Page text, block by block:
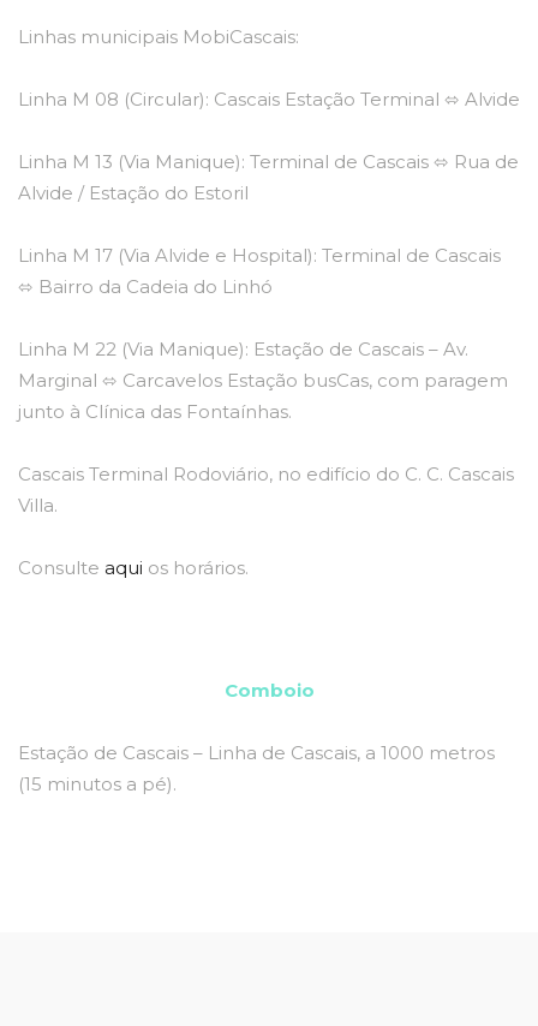
Linhas municipais MobiCascais:
Linha M 08 (Circular): Cascais Estação Terminal ⬄ Alvide
Linha M 13 (Via Manique): Terminal de Cascais ⬄ Rua de
Alvide / Estação do Estoril
Linha M 17 (Via Alvide e Hospital): Terminal de Cascais
⬄ Bairro da Cadeia do Linhó
Linha M 22 (Via Manique): Estação de Cascais – Av.
Marginal ⬄ Carcavelos Estação busCas, com paragem
junto à Clínica das Fontaínhas.
Cascais Terminal Rodoviário, no edifício do C. C. Cascais
Villa.
Consulte aqui os horários.
Comboio
Estação de Cascais – Linha de Cascais, a 1000 metros
(15 minutos a pé).